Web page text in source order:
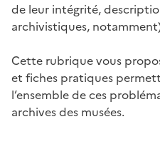
de leur intégrité,
archivistiques,
Cette rubrique vous
et fiches pratiques
l’ensemble de ces
archives des musées.